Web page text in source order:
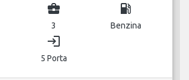
business_center
3
local_gas_station
Benzina
login
5 Porta